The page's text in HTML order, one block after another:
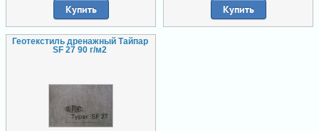
Купить Купить
Геотекстиль дренажный Тайпар
SF 27 90 г/м2